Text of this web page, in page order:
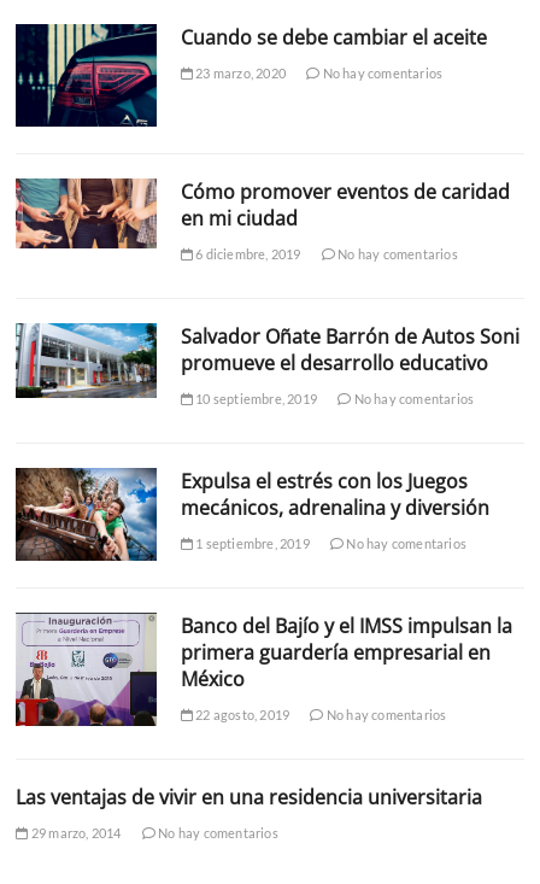
Cuando se debe cambiar el aceite
23 marzo, 2020 No hay comentarios
Cómo promover eventos de caridad
en mi ciudad
6 diciembre, 2019 No hay comentarios
Salvador Oñate Barrón de Autos Soni
promueve el desarrollo educativo
10 septiembre, 2019 No hay comentarios
Expulsa el estrés con los Juegos
mecánicos, adrenalina y diversión
1 septiembre, 2019 No hay comentarios
Banco del Bajío y el IMSS impulsan la
primera guardería empresarial en
México
22 agosto, 2019 No hay comentarios
Las ventajas de vivir en una residencia universitaria
29 marzo, 2014 No hay comentarios